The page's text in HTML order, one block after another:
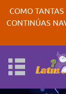
COMO
CONTINÚAS